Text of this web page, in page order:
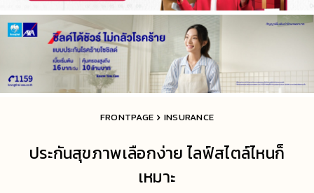
FRONTPAGE INSURANCE
ประกันสุขภาพเลือกง่าย ไลฟ์สไตล์ไหนก็
เหมาะ